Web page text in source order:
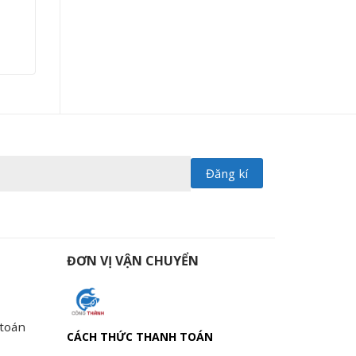
ĐƠN VỊ VẬN CHUYỂN
CÁCH THỨC THANH TOÁN